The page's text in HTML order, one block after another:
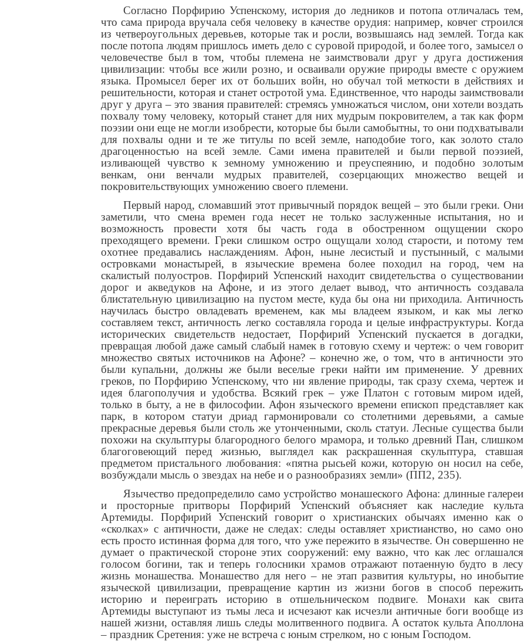
Согласно Порфирию Успенскому, история до ледников и потопа отличалась тем,
что сама природа вручала себя человеку в качестве орудия: например, ковчег строился
из четвероугольных деревьев, которые так и росли, возвышаясь над землей. Тогда как
после потопа людям пришлось иметь дело с суровой природой, и более того, замысел о
человечестве был в том, чтобы племена не заимствовали друг у друга достижения
цивилизации: чтобы все жили розно, и осваивали оружие природы вместе с оружием
языка. Промысел берег их от больших войн, но обучал той меткости в действиях и
решительности, которая и станет остротой ума. Единственное, что народы заимствовали
друг у друга – это звания правителей: стремясь умножаться числом, они хотели воздать
похвалу тому человеку, который станет для них мудрым покровителем, а так как форм
поэзии они еще не могли изобрести, которые бы были самобытны, то они подхватывали
для похвалы одни и те же титулы по всей земле, наподобие того, как золото стало
драгоценностью на всей земле. Сами имена правителей и были первой поэзией,
изливающей чувство к земному умножению и преуспеянию, и подобно золотым
венкам, они венчали мудрых правителей, созерцающих множество вещей и
покровительствующих умножению своего племени.
Первый народ, сломавший этот привычный порядок вещей – это были греки. Они
заметили, что смена времен года несет не только заслуженные испытания, но и
возможность провести хотя бы часть года в обостренном ощущении скоро
преходящего времени. Греки слишком остро ощущали холод старости, и потому тем
охотнее предавались наслаждениям. Афон, ныне лесистый и пустынный, с малыми
островками монастырей, в языческие времена более походил на город, чем на
скалистый полуостров. Порфирий Успенский находит свидетельства о существовании
дорог и акведуков на Афоне, и из этого делает вывод, что античность создавала
блистательную цивилизацию на пустом месте, куда бы она ни приходила. Античность
научилась быстро овладевать временем, как мы владеем языком, и как мы легко
составляем текст, античность легко составляла города и целые инфраструктуры. Когда
исторических свидетельств недостает, Порфирий Успенский пускается в догадки,
превращая любой даже самый слабый намек в готовую схему и чертеж: о чем говорит
множество святых источников на Афоне? – конечно же, о том, что в античности это
были купальни, должны же были веселые греки найти им применение. У древних
греков, по Порфирию Успенскому, что ни явление природы, так сразу схема, чертеж и
идея благополучия и удобства. Всякий грек – уже Платон с готовым миром идей,
только в быту, а не в философии. Афон языческого времени епископ представляет как
парк, в котором статуи дриад гармонировали со столетними деревьями, а самые
прекрасные деревья были столь же утонченными, сколь статуи. Лесные существа были
похожи на скульптуры благородного белого мрамора, и только древний Пан, слишком
благоговеющий перед жизнью, выглядел как раскрашенная скульптура, ставшая
предметом пристального любования: «пятна рысьей кожи, которую он носил на себе,
возбуждали мысль о звездах на небе и о разнообразиях земли» (ПП2, 235).
Язычество предопределило само устройство монашеского Афона: длинные галереи
и просторные притворы Порфирий Успенский объясняет как наследие культа
Артемиды. Порфирий Успенский говорит о христианских обычаях именно как о
«сколках» с античности, даже не следах: следы оставляет христианство, но само оно
есть просто истинная форма для того, что уже пережито в язычестве. Он совершенно не
думает о практической стороне этих сооружений: ему важно, что как лес оглашался
голосом богини, так и теперь голосники храмов отражают потаенную будто в лесу
жизнь монашества. Монашество для него – не этап развития культуры, но инобытие
языческой цивилизации, превращение картин из жизни богов в способ пережить
историю и переиграть историю в отшельническом подвиге. Монахи как свита
Артемиды выступают из тьмы леса и исчезают как исчезли античные боги вообще из
нашей жизни, оставляя лишь следы молитвенного подвига. А остаток культа Аполлона
– праздник Сретения: уже не встреча с юным стрелком, но с юным Господом.